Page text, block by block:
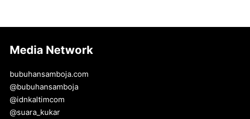
Media Network
bubuhansamboja.com
@bubuhansamboja
@idnkaltimcom
@suara_kukar